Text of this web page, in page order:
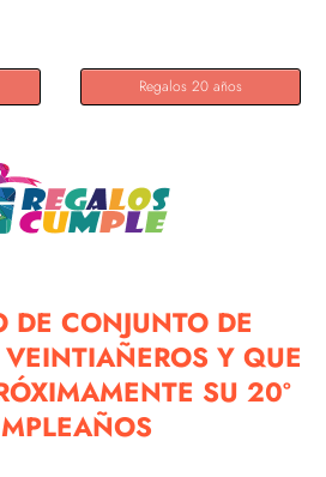
Regalos 20 años
DE CONJUNTO DE
VEINTIAÑEROS Y QUE
SU 20º